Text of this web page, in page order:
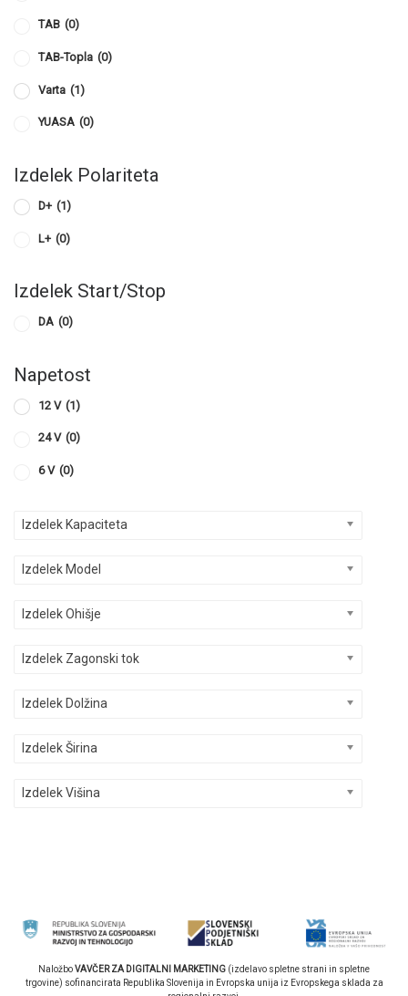
TAB (0)
TAB-Topla (0)
Varta (1)
YUASA (0)
Izdelek Polariteta
D+ (1)
L+ (0)
Izdelek Start/Stop
DA (0)
Napetost
12 V (1)
24 V (0)
6 V (0)
Izdelek Kapaciteta
Izdelek Model
Izdelek Ohišje
Izdelek Zagonski tok
Izdelek Dolžina
Izdelek Širina
Izdelek Višina
NaložboVAVČER ZA DIGITALNI MARKETING (izdelavo spletne strani in spletne
trgovine) sofinancirata Republika Slovenija in Evropska unija iz Evropskega sklada za